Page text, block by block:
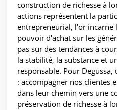
construction de richesse à
actions représentent la
entrepreneurial, l'or incarne
pouvoir d'achat sur les
pas sur des tendances à
la stabilité, la substance et
responsable. Pour
: accompagner nos clientes
dans leur chemin vers une
préservation de richesse à